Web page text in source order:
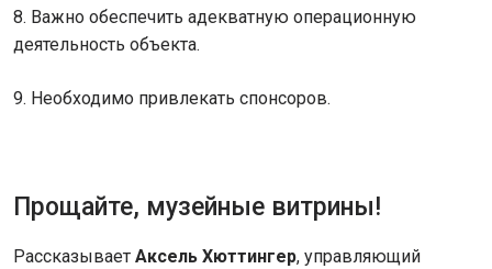
8. Важно обеспечить адекватную операционную
деятельность объекта.
9. Необходимо привлекать спонсоров.
Прощайте, музейные витрины!
Рассказывает Аксель Хюттингер, управляющий